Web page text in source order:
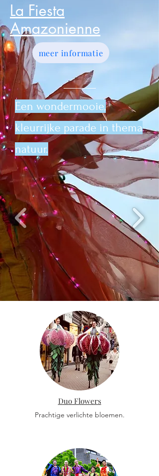
La Fiesta
Amazonienne
meer informatie
Een wondermooie,
kleurrijke parade in thema
natuur.
Duo Flowers
Prachtige verlichte bloemen.